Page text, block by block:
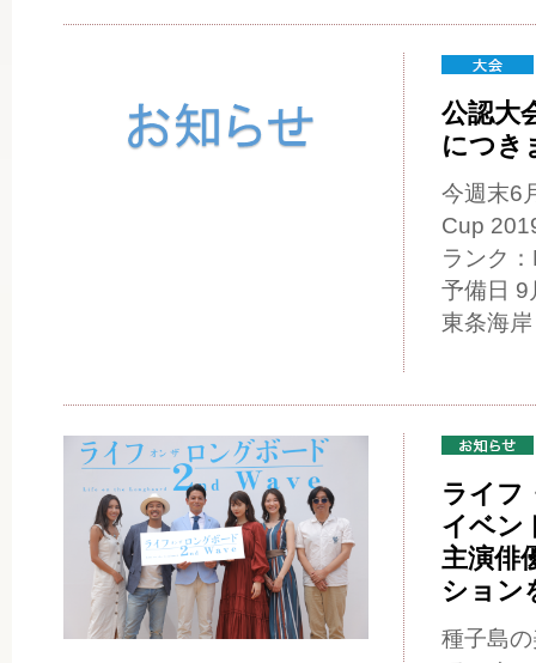
公認大
につき
今週末6
Cup
ランク
予備日
東条海
ライフ
イベン
主演俳
ション
種子島